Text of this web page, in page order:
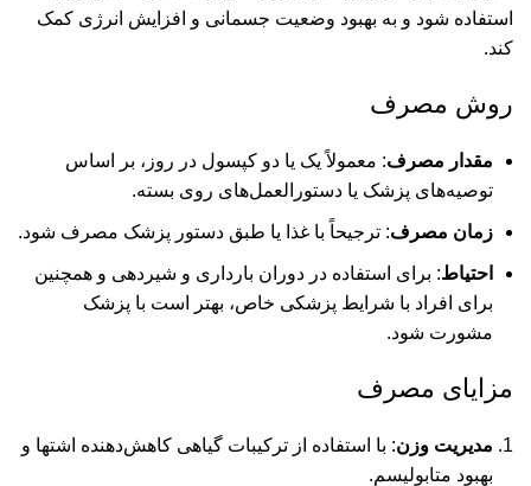
استفاده شود و به بهبود وضعیت جسمانی و افزایش انرژی کمک
کند.
روش مصرف
مقدار مصرف: معمولاً یک یا دو کپسول در روز، بر اساس
توصیه‌های پزشک یا دستورالعمل‌های روی بسته.
زمان مصرف: ترجیحاً با غذا یا طبق دستور پزشک مصرف شود.
احتیاط: برای استفاده در دوران بارداری و شیردهی و همچنین
برای افراد با شرایط پزشکی خاص، بهتر است با پزشک
مشورت شود.
مزایای مصرف
مدیریت وزن: با استفاده از ترکیبات گیاهی کاهش‌دهنده اشتها و
بهبود متابولیسم.